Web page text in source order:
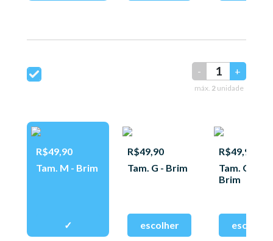
- +
máx. 2 unidade
R$49,90
Tam. M - Brim
R$49,90
Tam. G - Brim
R$49,90
Tam. GG -
Brim